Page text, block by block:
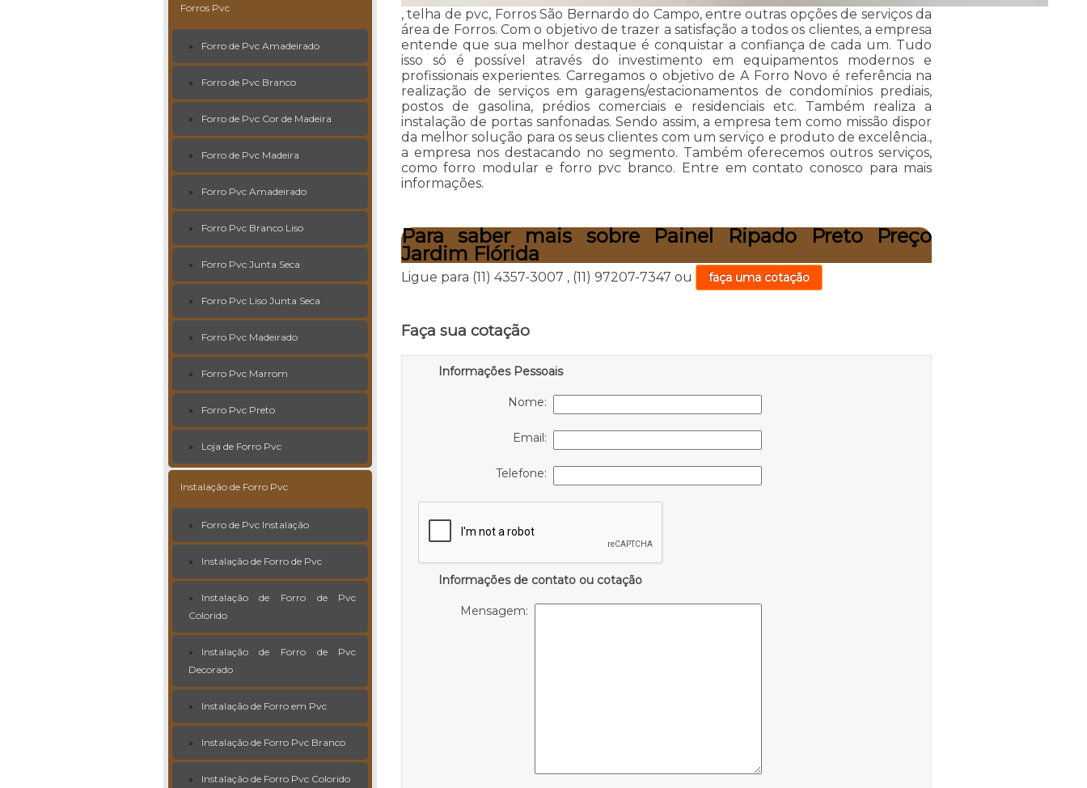
Forros Pvc
Forro de Pvc Amadeirado
Forro de Pvc Branco
Forro de Pvc Cor de Madeira
Forro de Pvc Madeira
Forro Pvc Amadeirado
Forro Pvc Branco Liso
Forro Pvc Junta Seca
Forro Pvc Liso Junta Seca
Forro Pvc Madeirado
Forro Pvc Marrom
Forro Pvc Preto
Loja de Forro Pvc
Instalação de Forro Pvc
Forro de Pvc Instalação
Instalação de Forro de Pvc
Instalação de Forro de Pvc
Colorido
Instalação de Forro de Pvc
Decorado
Instalação de Forro em Pvc
Instalação de Forro Pvc Branco
Instalação de Forro Pvc Colorido
, telha de pvc, Forros São Bernardo do Campo, entre outras opções de serviços da
área de Forros. Com o objetivo de trazer a satisfação a todos os clientes, a empresa
entende que sua melhor destaque é conquistar a confiança de cada um. Tudo
isso só é possível através do investimento em equipamentos modernos e
profissionais experientes. Carregamos o objetivo de A Forro Novo é referência na
realização de serviços em garagens/estacionamentos de condomínios prediais,
postos de gasolina, prédios comerciais e residenciais etc. Também realiza a
instalação de portas sanfonadas. Sendo assim, a empresa tem como missão dispor
da melhor solução para os seus clientes com um serviço e produto de excelência.,
a empresa nos destacando no segmento. Também oferecemos outros serviços,
como forro modular e forro pvc branco. Entre em contato conosco para mais
informações.
Para saber mais sobre Painel Ripado Preto Preço
Jardim Flórida
Ligue para (11) 4357-3007 , (11) 97207-7347 ou faça uma cotação
Faça sua cotação
Informações Pessoais
Nome:
Email:
Telefone:
Informações de contato ou cotação
Mensagem: